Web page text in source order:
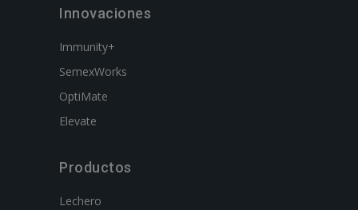
Innovaciones
Immunity+
SemexWorks
OptiMate
Elevate
Productos
Lechero